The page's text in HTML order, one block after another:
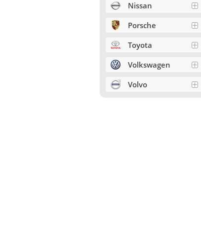
Nissan
Porsche
Toyota
Volkswagen
Volvo